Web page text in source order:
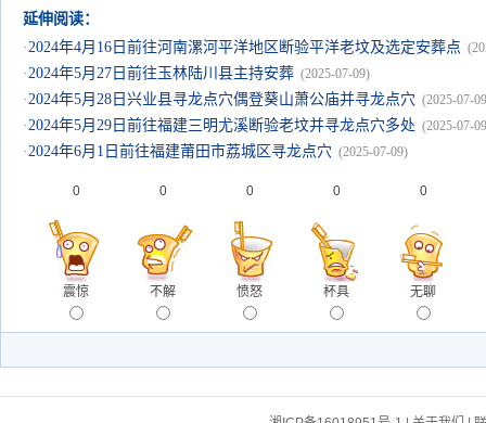
延伸阅读：
·2024年4月16日前往河南漯河平洋地区断验平洋老坟及选定安葬点
·2024年5月27日前往玉林陆川县主持安葬 (2025-07-09)
·2024年5月28日兴业县寻龙点穴偶登葵山萧公庙并寻龙点穴 (2025-07-
·2024年5月29日前往福建三明尤溪断验老坟并寻龙点穴多处 (2025-07-
·2024年6月1日前往福建莆田市荔城区寻龙点穴 (2025-07-09)
0
震惊
0
不解
0
愤怒
0
杯具
0
无聊